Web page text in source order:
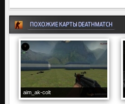
ПОХОЖИЕ КАРТЫ DEATHMATCH
aim_ak-colt